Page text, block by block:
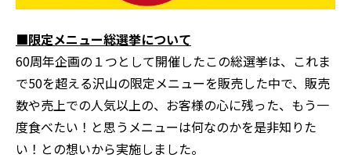
■限定メニュー総選挙について
60周年企画の１つとして開催したこの総選挙は、これま
で50を超える沢山の限定メニューを販売した中で、販売
数や売上での人気以上の、お客様の心に残った、もう一
度食べたい！と思うメニューは何なのかを是非知りた
い！との想いから実施しました。